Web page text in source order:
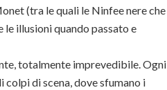
(tra le quali le Ninfee nere che
illusioni quando passato e
totalmente imprevedibile. Ogni
colpi di scena, dove sfumano i